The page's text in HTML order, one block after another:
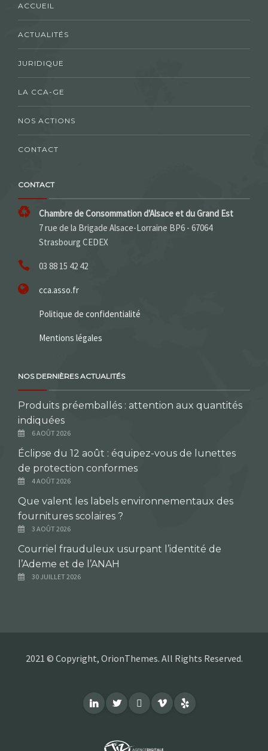
ACCUEIL
ACTUALITÉS
JURIDIQUE
LA CCA-GE
NOS ACTIONS
CONTACT
CONTACT
Chambre de Consommation d'Alsace et du Grand Est
7 rue de la Brigade Alsace-Lorraine BP6 - 67064
Strasbourg CEDEX
03 88 15 42 42
cca.asso.fr
Politique de confidentialité
Mentions légales
NOS DERNIÈRES ACTUALITÉS
Produits préemballés : attention aux quantités
indiquées
6 AOÛT 2026
Éclipse du 12 août : équipez-vous de lunettes
de protection conformes
4 AOÛT 2026
Que valent les labels environnementaux des
fournitures scolaires ?
3 AOÛT 2026
Courriel frauduleux usurpant l’identité de
l’Ademe et de l’ANAH
30 JUILLET 2026
2021 © Copyright, OrionThemes. All Rights Reserved.